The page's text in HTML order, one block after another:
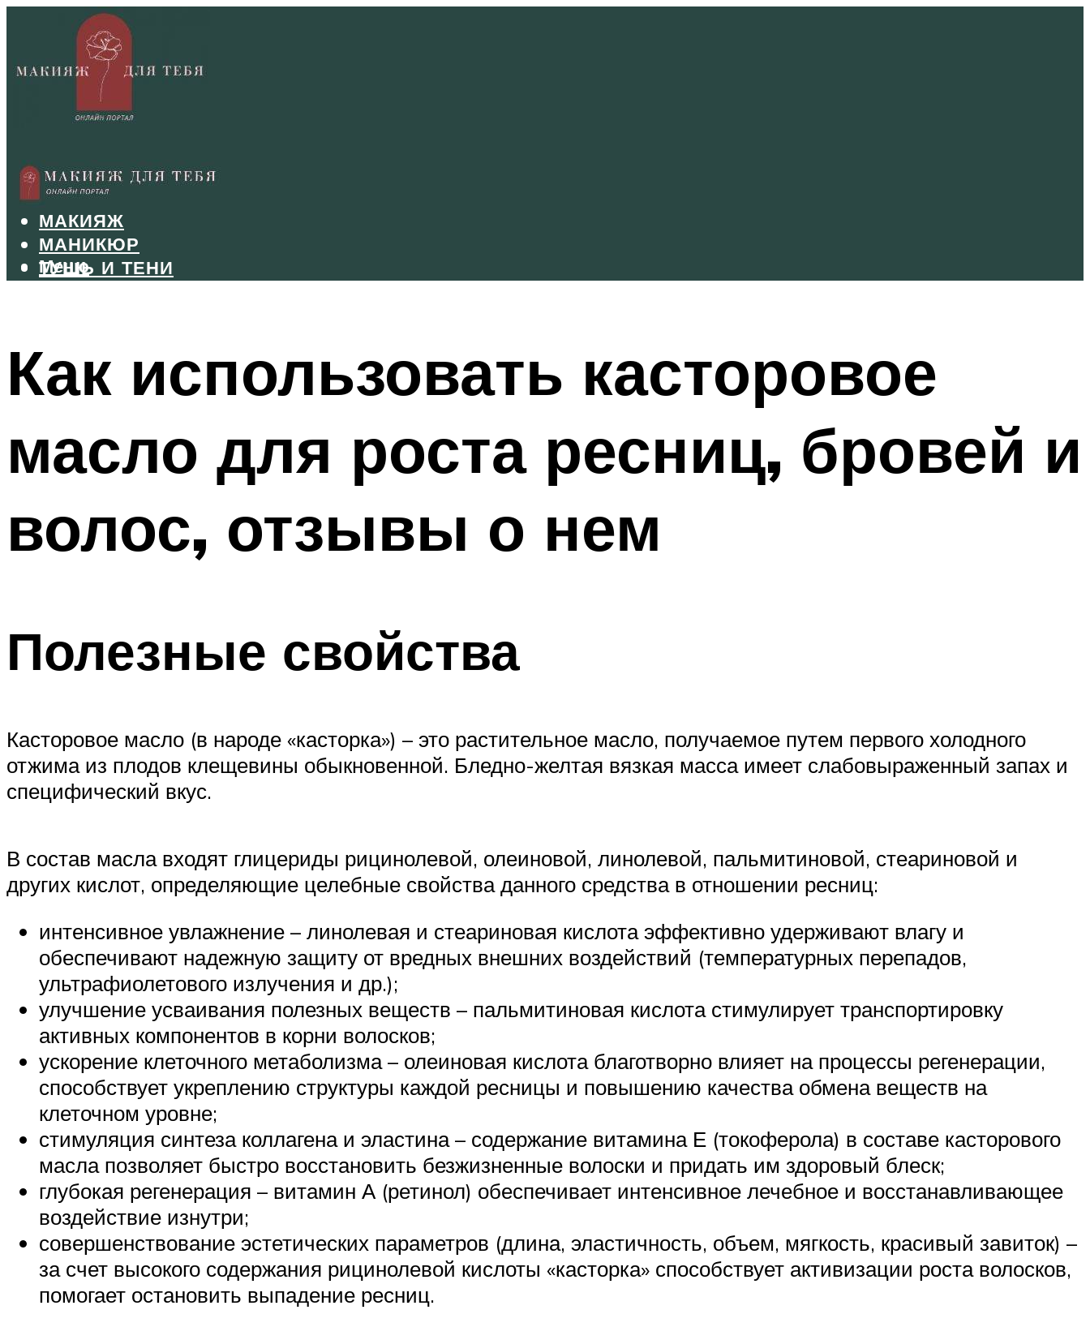
БРОВИ
ВОЛОСЫ
МАКИЯЖ
МАНИКЮР
ТУШЬ И ТЕНИ
Меню
Как использовать касторовое
масло для роста ресниц, бровей и
волос, отзывы о нем
Полезные свойства
Касторовое масло (в народе «касторка») – это растительное масло, получаемое путем первого холодного
отжима из плодов клещевины обыкновенной. Бледно-желтая вязкая масса имеет слабовыраженный запах и
специфический вкус.
В состав масла входят глицериды рицинолевой, олеиновой, линолевой, пальмитиновой, стеариновой и
других кислот, определяющие целебные свойства данного средства в отношении ресниц:
интенсивное увлажнение – линолевая и стеариновая кислота эффективно удерживают влагу и
обеспечивают надежную защиту от вредных внешних воздействий (температурных перепадов,
ультрафиолетового излучения и др.);
улучшение усваивания полезных веществ – пальмитиновая кислота стимулирует транспортировку
активных компонентов в корни волосков;
ускорение клеточного метаболизма – олеиновая кислота благотворно влияет на процессы регенерации,
способствует укреплению структуры каждой ресницы и повышению качества обмена веществ на
клеточном уровне;
стимуляция синтеза коллагена и эластина – содержание витамина Е (токоферола) в составе касторового
масла позволяет быстро восстановить безжизненные волоски и придать им здоровый блеск;
глубокая регенерация – витамин А (ретинол) обеспечивает интенсивное лечебное и восстанавливающее
воздействие изнутри;
совершенствование эстетических параметров (длина, эластичность, объем, мягкость, красивый завиток) –
за счет высокого содержания рицинолевой кислоты «касторка» способствует активизации роста волосков,
помогает остановить выпадение ресниц.